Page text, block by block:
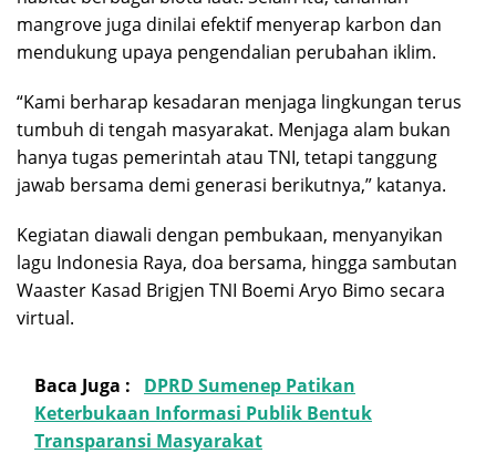
mangrove juga dinilai efektif menyerap karbon dan
mendukung upaya pengendalian perubahan iklim.
“Kami berharap kesadaran menjaga lingkungan terus
tumbuh di tengah masyarakat. Menjaga alam bukan
hanya tugas pemerintah atau TNI, tetapi tanggung
jawab bersama demi generasi berikutnya,” katanya.
Kegiatan diawali dengan pembukaan, menyanyikan
lagu Indonesia Raya, doa bersama, hingga sambutan
Waaster Kasad Brigjen TNI Boemi Aryo Bimo secara
virtual.
Baca Juga :
DPRD Sumenep Patikan
Keterbukaan Informasi Publik Bentuk
Transparansi Masyarakat